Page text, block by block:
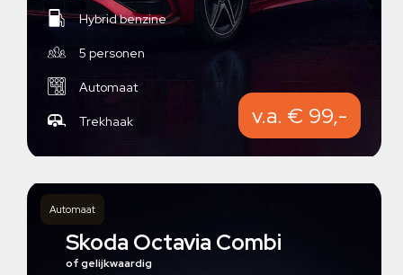
Hybrid benzine
5 personen
Automaat
Trekhaak v.a. € 99,-
Automaat
Skoda Octavia Combi
of gelijkwaardig